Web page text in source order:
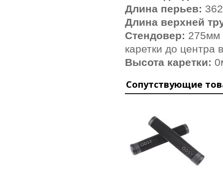
Длина перьев:
Длина верхней
Стендовер: 275мм
каретки до центра
Высота каретки:
Сопутствующие